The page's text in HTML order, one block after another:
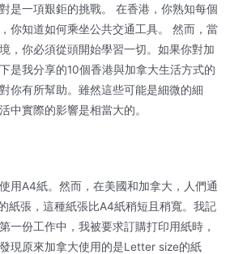
是一項艱鉅的挑戰。 在香港，你熟知每個
你知道如何乘坐公共交通工具。 然而，當
，你必須從頭開始學習一切。如果你對加
是我分享的10個香港與加拿大生活方式的
你有所幫助。雖然這些可能是細微的細
中實際的影響是相當大的。
用A4紙。然而，在美國和加拿大，人們通
紙張，這種紙張比A4紙稍短且稍寬。我記
一份工作中，我被要求訂購打印用紙時，
現原來加拿大使用的是Letter size的紙